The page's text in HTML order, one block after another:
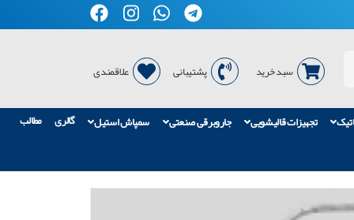
سبد خرید پشتیبانی علاقمندی
تجهیزات قالیشویی جاروبرقی صنعتی سمپاش استیل گالری
مطالب